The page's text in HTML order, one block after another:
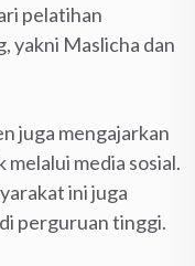
pelatihan
yakni Maslicha dan
juga mengajarkan
melalui media sosial.
ini juga
perguruan tinggi.